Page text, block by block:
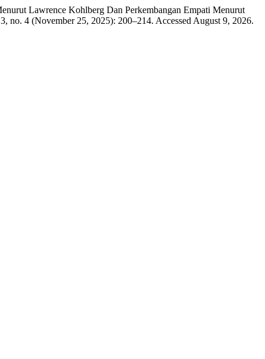
Lawrence Kohlberg Dan Perkembangan Empati Menurut
3, no. 4 (November 25, 2025): 200–214. Accessed August 9, 2026.